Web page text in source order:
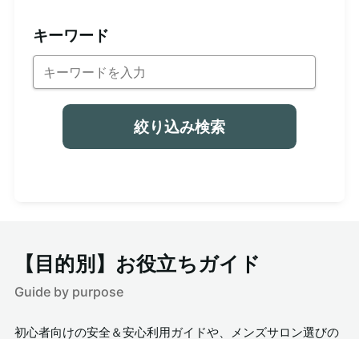
キーワード
絞り込み検索
【目的別】お役立ちガイド
Guide by purpose
初心者向けの安全＆安心利用ガイドや、メンズサロン選びの